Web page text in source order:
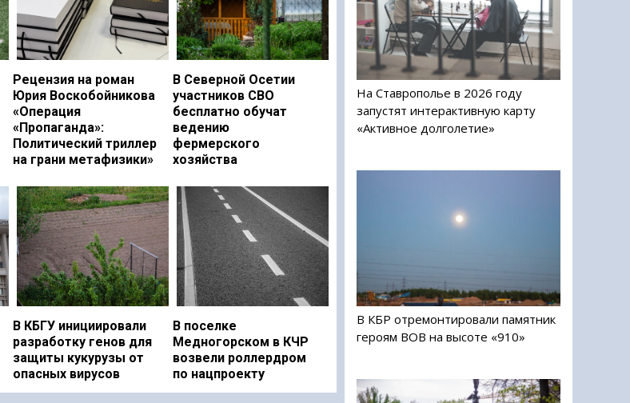
Рецензия на роман
Юрия Воскобойникова
«Операция
«Пропаганда»:
Политический триллер
на грани метафизики»
В Северной Осетии
участников СВО
бесплатно обучат
ведению
фермерского
хозяйства
В КБГУ инициировали
разработку генов для
защиты кукурузы от
опасных вирусов
В поселке
Медногорском в КЧР
возвели роллердром
по нацпроекту
На Ставрополье в 2026 году
запустят интерактивную карту
«Активное долголетие»
В КБР отремонтировали памятник
героям ВОВ на высоте «910»